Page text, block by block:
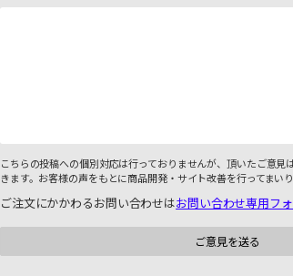
こちらの投稿への個別対応は行っておりませんが、頂いたご意見
きます。お客様の声をもとに商品開発・サイト改善を行ってまいり
ご注文にかかわるお問い合わせはお問い合わせ専用フ